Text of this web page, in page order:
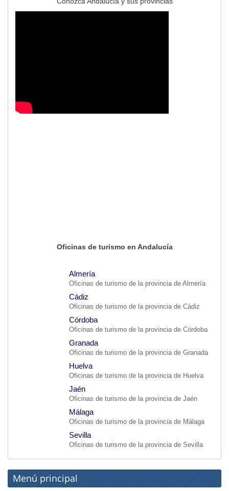
Oficinas de turismo en Andalucía
Almería
Oficinas de turismo de la provincia de Almería
Cádiz
Oficinas de turismo de la provincia de Cádiz
Córdoba
Oficinas de turismo de la provincia de Córdoba
Granada
Oficinas de turismo de la provincia de Granada
Huelva
Oficinas de turismo de la provincia de Huelva
Jaén
Oficinas de turismo de la provincia de Jaén
Málaga
Oficinas de turismo de la provincia de Málaga
Sevilla
Oficinas de turismo de la provincia de Sevilla
Menú principal